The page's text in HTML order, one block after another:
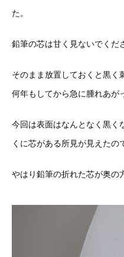
た。
鉛筆の芯は甘く見ないでくだ
そのまま放置しておくと黒く
何年もしてから急に腫れあが
今回は表面はなんとなく黒く
くに芯がある所見が見えたの
やはり鉛筆の折れた芯が奥の